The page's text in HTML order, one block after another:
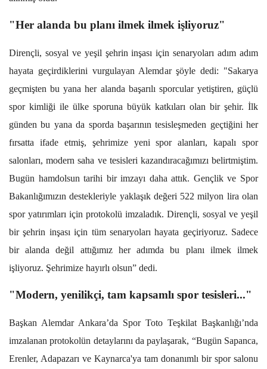
"Her alanda bu planı ilmek ilmek işliyoruz"
Dirençli, sosyal ve yeşil şehrin inşası için senaryoları adım adım
hayata geçirdiklerini vurgulayan Alemdar şöyle dedi: "Sakarya
geçmişten bu yana her alanda başarılı sporcular yetiştiren, güçlü
spor kimliği ile ülke sporuna büyük katkıları olan bir şehir. İlk
günden bu yana da sporda başarının tesisleşmeden geçtiğini her
fırsatta ifade etmiş, şehrimize yeni spor alanları, kapalı spor
salonları, modern saha ve tesisleri kazandıracağımızı belirtmiştim.
Bugün hamdolsun tarihi bir imzayı daha attık. Gençlik ve Spor
Bakanlığımızın destekleriyle yaklaşık değeri 522 milyon lira olan
spor yatırımları için protokolü imzaladık. Dirençli, sosyal ve yeşil
bir şehrin inşası için tüm senaryoları hayata geçiriyoruz. Sadece
bir alanda değil attığımız her adımda bu planı ilmek ilmek
işliyoruz. Şehrimize hayırlı olsun” dedi.
"Modern, yenilikçi, tam kapsamlı spor tesisleri..."
Başkan Alemdar Ankara’da Spor Toto Teşkilat Başkanlığı’nda
imzalanan protokolün detaylarını da paylaşarak, “Bugün Sapanca,
Erenler, Adapazarı ve Kaynarca'ya tam donanımlı bir spor salonu